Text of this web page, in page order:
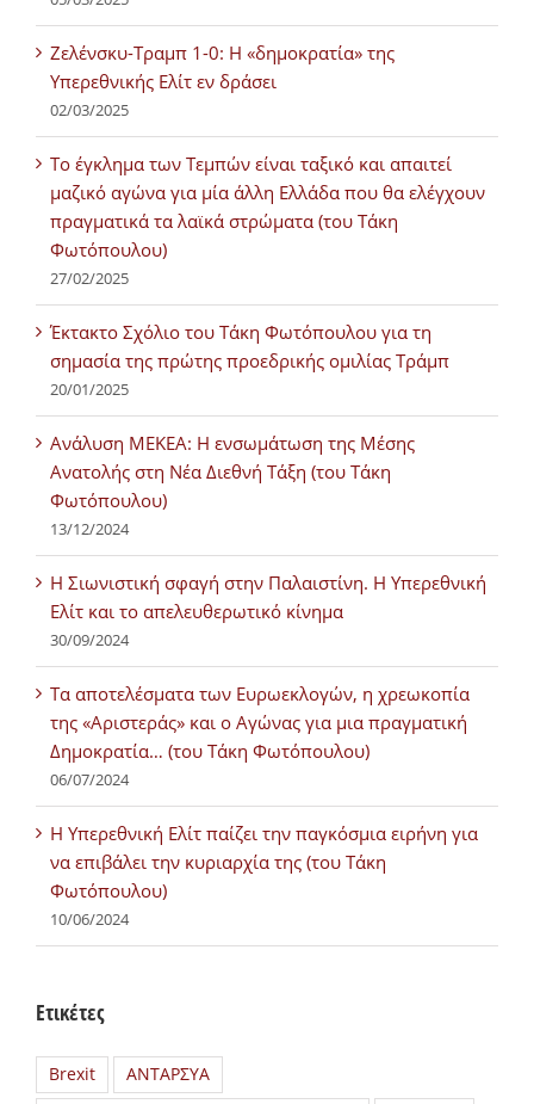
Ζελένσκυ-Τραμπ 1-0: Η «δημοκρατία» της
Υπερεθνικής Ελίτ εν δράσει
02/03/2025
Tο έγκλημα των Τεμπών είναι ταξικό και απαιτεί
μαζικό αγώνα για μία άλλη Ελλάδα που θα ελέγχουν
πραγματικά τα λαϊκά στρώματα (του Τάκη
Φωτόπουλου)
27/02/2025
Έκτακτο Σχόλιο του Τάκη Φωτόπουλου για τη
σημασία της πρώτης προεδρικής ομιλίας Τράμπ
20/01/2025
Ανάλυση ΜΕΚΕΑ: Η ενσωμάτωση της Μέσης
Ανατολής στη Νέα Διεθνή Τάξη (του Τάκη
Φωτόπουλου)
13/12/2024
Η Σιωνιστική σφαγή στην Παλαιστίνη. Η Υπερεθνική
Ελίτ και το απελευθερωτικό κίνημα
30/09/2024
Τα αποτελέσματα των Ευρωεκλογών, η χρεωκοπία
της «Αριστεράς» και ο Αγώνας για μια πραγματική
Δημοκρατία… (του Τάκη Φωτόπουλου)
06/07/2024
H Υπερεθνική Ελίτ παίζει την παγκόσμια ειρήνη για
να επιβάλει την κυριαρχία της (του Τάκη
Φωτόπουλου)
10/06/2024
Ετικέτες
Brexit
ΑΝΤΑΡΣΥΑ